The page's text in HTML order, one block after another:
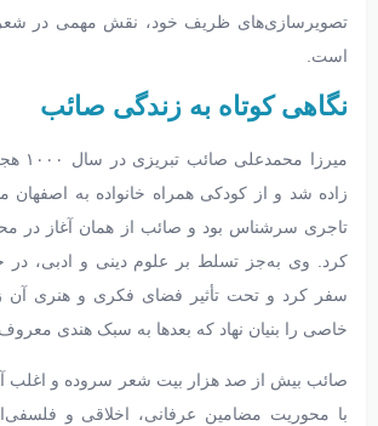
تصویرسازی‌های ظریف خود، نقش مهمی در شعر
است.
نگاهی کوتاه به زندگی صائب
میرزا
زاده شد و از کودکی همراه خانواده به
تاجری سرشناس بود و صائب از همان آغاز در
کرد. وی به‌جز تسلط بر علوم دینی و ادبی، در
سفر کرد و تحت تأثیر فضای فکری و هنری
خاصی را بنیان نهاد که بعدها به سبک هندی
صائب بیش از صد هزار بیت شعر سروده و اغلب
با محوریت مضامین عرفانی، اخلاقی و